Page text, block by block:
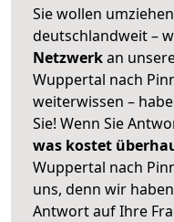
Sie wollen
deutschlandweit –
Netzwerkan
Wuppertal nach
weiterwissen –
Sie! Wenn Sie
was kostet
Wuppertal nach
uns, denn wir
Antwort auf Ihre